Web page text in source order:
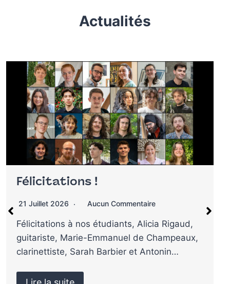
Actualités
Le Conservatoire de Tours
recrute !
9 Juillet 2026 Aucun Commentaire
Le Conservatoire de Tours vous informe des
postes à pourvoir :Un professeur de piano